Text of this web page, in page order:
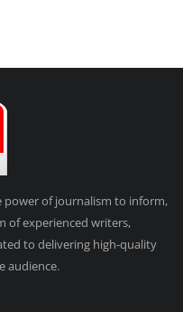
power of journalism to inform,
of experienced writers,
to delivering high-quality
audience.